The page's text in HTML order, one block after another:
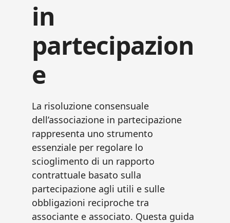
in
partecipazion
e​
La risoluzione consensuale
dell’associazione in partecipazione
rappresenta uno strumento
essenziale per regolare lo
scioglimento di un rapporto
contrattuale basato sulla
partecipazione agli utili e sulle
obbligazioni reciproche tra
associante e associato. Questa guida